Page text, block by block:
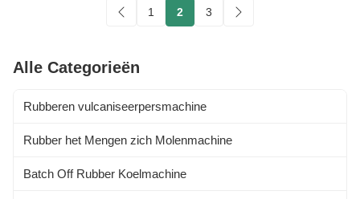
various equipment and links. It
1 2 3
Alle Categorieën
Rubberen vulcaniseerpersmachine
Rubber het Mengen zich Molenmachine
Batch Off Rubber Koelmachine